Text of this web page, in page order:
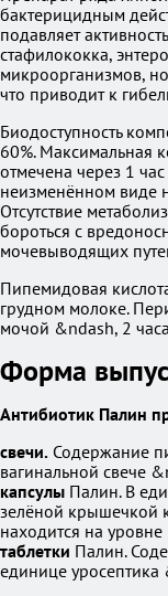
бактерицидным
подавляет
стафилококка,
микроорганизмов,
что приводит к
Биодоступность
60%. Максимальная
отмечена через 1
неизменённом виде
Отсутствие
бороться с
мочевыводящих
Пипемидовая
грудном молоке.
мочой &ndash, 2
Форма
Антибиотик Палин
свечи. Содержание
вагинальной свече
капсулы Палин. В
зелёной крышечкой
находится на
таблетки Палин.
единице уросептика